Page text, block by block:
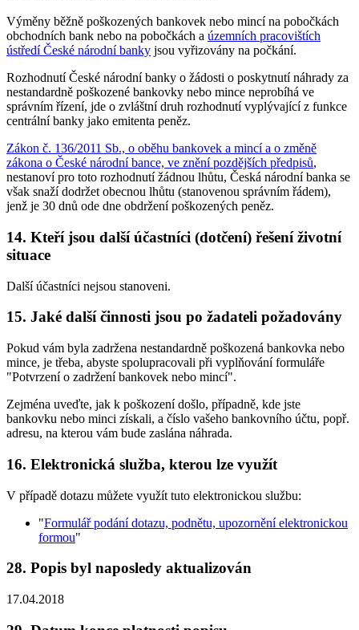
Výměny běžně poškozených bankovek nebo mincí na pobočkách
obchodních bank nebo na pobočkách a územních pracovištích
ústředí České národní banky jsou vyřizovány na počkání.
Rozhodnutí České národní banky o žádosti o poskytnutí náhrady za
nestandardně poškozené bankovky nebo mince neprobíhá ve
správním řízení, jde o zvláštní druh rozhodnutí vyplývající z funkce
centrální banky jako emitenta peněz.
Zákon č. 136/2011 Sb., o oběhu bankovek a mincí a o změně
zákona o České národní bance, ve znění pozdějších předpisů,
nestanoví pro toto rozhodnutí žádnou lhůtu, Česká národní banka se
však snaží dodržet obecnou lhůtu (stanovenou správním řádem),
jenž je 30 dnů ode dne obdržení poškozených peněz.
14. Kteří jsou další účastníci (dotčení) řešení životní
situace
Další účastníci nejsou stanoveni.
15. Jaké další činnosti jsou po žadateli požadovány
Pokud vám byla zadržena nestandardně poškozená bankovka nebo
mince, je třeba, abyste spolupracovali při vyplňování formuláře
"Potvrzení o zadržení bankovek nebo mincí".
Zejména uveďte, jak k poškození došlo, případně, kde jste
bankovku nebo minci získali, a číslo vašeho bankovního účtu, popř.
adresu, na kterou vám bude zaslána náhrada.
16. Elektronická služba, kterou lze využít
V případě dotazu můžete využít tuto elektronickou službu:
"Formulář podání dotazu, podnětu, upozornění elektronickou
formou"
28. Popis byl naposledy aktualizován
17.04.2018